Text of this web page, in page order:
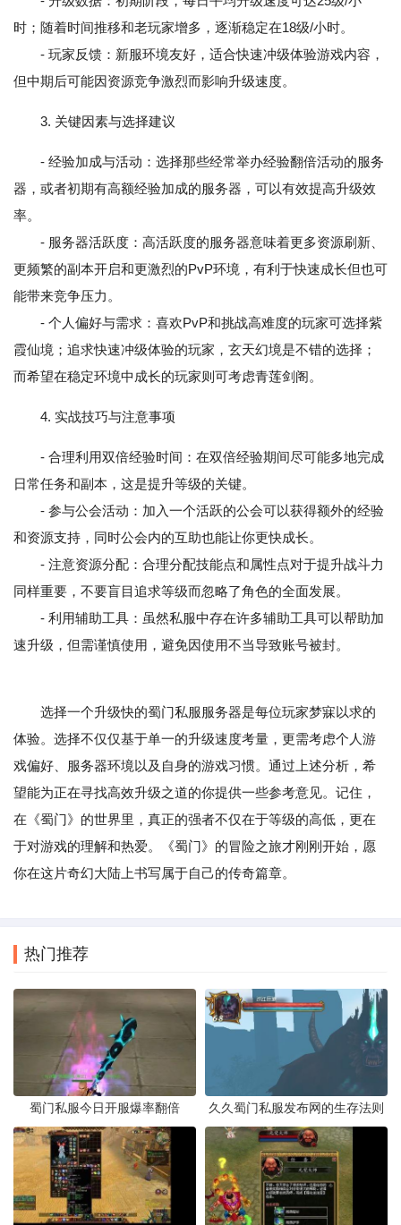
时；随着时间推移和老玩家增多，逐渐稳定在18级/小时。
- 玩家反馈：新服环境友好，适合快速冲级体验游戏内容，
但中期后可能因资源竞争激烈而影响升级速度。
3. 关键因素与选择建议
- 经验加成与活动：选择那些经常举办经验翻倍活动的服务
器，或者初期有高额经验加成的服务器，可以有效提高升级效
率。
- 服务器活跃度：高活跃度的服务器意味着更多资源刷新、
更频繁的副本开启和更激烈的PvP环境，有利于快速成长但也可
能带来竞争压力。
- 个人偏好与需求：喜欢PvP和挑战高难度的玩家可选择紫
霞仙境；追求快速冲级体验的玩家，玄天幻境是不错的选择；
而希望在稳定环境中成长的玩家则可考虑青莲剑阁。
4. 实战技巧与注意事项
- 合理利用双倍经验时间：在双倍经验期间尽可能多地完成
日常任务和副本，这是提升等级的关键。
- 参与公会活动：加入一个活跃的公会可以获得额外的经验
和资源支持，同时公会内的互助也能让你更快成长。
- 注意资源分配：合理分配技能点和属性点对于提升战斗力
同样重要，不要盲目追求等级而忽略了角色的全面发展。
- 利用辅助工具：虽然私服中存在许多辅助工具可以帮助加
速升级，但需谨慎使用，避免因使用不当导致账号被封。
选择一个升级快的蜀门私服服务器是每位玩家梦寐以求的
体验。选择不仅仅基于单一的升级速度考量，更需考虑个人游
戏偏好、服务器环境以及自身的游戏习惯。通过上述分析，希
望能为正在寻找高效升级之道的你提供一些参考意见。记住，
在《蜀门》的世界里，真正的强者不仅在于等级的高低，更在
于对游戏的理解和热爱。《蜀门》的冒险之旅才刚刚开始，愿
你在这片奇幻大陆上书写属于自己的传奇篇章。
热门推荐
蜀门私服今日开服爆率翻倍 久久蜀门私服发布网的生存法则